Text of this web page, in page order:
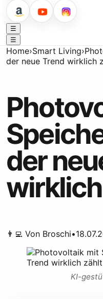
☰
☰
Home›Smart Living›
der neue Trend wirklich
der
👨‍💻 Von Broschi•
KI-